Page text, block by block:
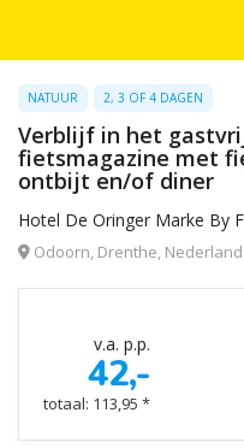
NATUUR 2, 3 OF 4 DAGEN
Verblijf in het
fietsmagazine met
ontbijt en/of diner
Hotel De Oringer Marke By
Odoorn, Drenthe, Nederland
v.a. p.p.
42,-
totaal: 113,95 *